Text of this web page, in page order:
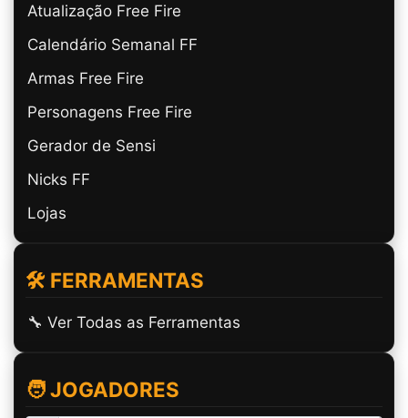
Atualização Free Fire
Calendário Semanal FF
Armas Free Fire
Personagens Free Fire
Gerador de Sensi
Nicks FF
Lojas
🛠️ FERRAMENTAS
🔧 Ver Todas as Ferramentas
🧑 JOGADORES